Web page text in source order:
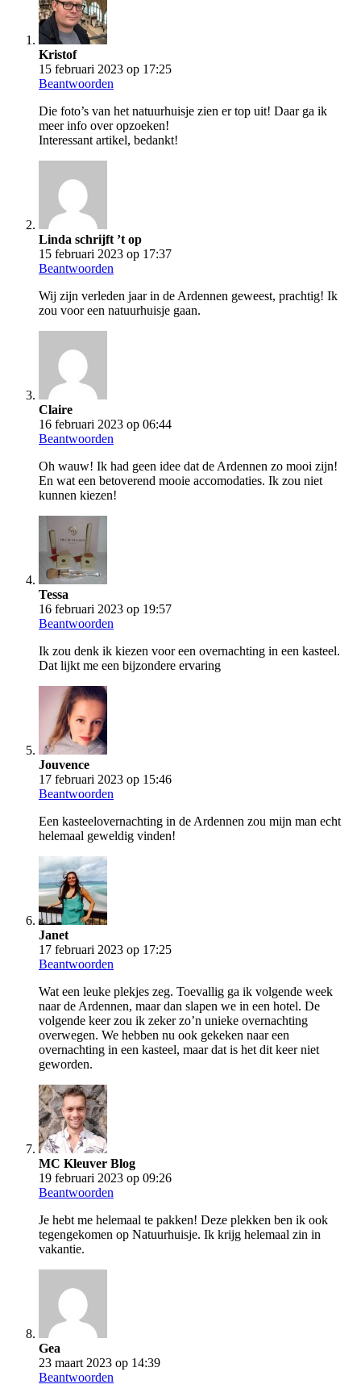
Kristof
15 februari 2023 op 17:25
Beantwoorden
Die foto’s van het natuurhuisje zien er top uit! Daar ga ik
meer info over opzoeken!
Interessant artikel, bedankt!
Linda schrijft ’t op
15 februari 2023 op 17:37
Beantwoorden
Wij zijn verleden jaar in de Ardennen geweest, prachtig! Ik
zou voor een natuurhuisje gaan.
Claire
16 februari 2023 op 06:44
Beantwoorden
Oh wauw! Ik had geen idee dat de Ardennen zo mooi zijn!
En wat een betoverend mooie accomodaties. Ik zou niet
kunnen kiezen!
Tessa
16 februari 2023 op 19:57
Beantwoorden
Ik zou denk ik kiezen voor een overnachting in een kasteel.
Dat lijkt me een bijzondere ervaring
Jouvence
17 februari 2023 op 15:46
Beantwoorden
Een kasteelovernachting in de Ardennen zou mijn man echt
helemaal geweldig vinden!
Janet
17 februari 2023 op 17:25
Beantwoorden
Wat een leuke plekjes zeg. Toevallig ga ik volgende week
naar de Ardennen, maar dan slapen we in een hotel. De
volgende keer zou ik zeker zo’n unieke overnachting
overwegen. We hebben nu ook gekeken naar een
overnachting in een kasteel, maar dat is het dit keer niet
geworden.
MC Kleuver Blog
19 februari 2023 op 09:26
Beantwoorden
Je hebt me helemaal te pakken! Deze plekken ben ik ook
tegengekomen op Natuurhuisje. Ik krijg helemaal zin in
vakantie.
Gea
23 maart 2023 op 14:39
Beantwoorden